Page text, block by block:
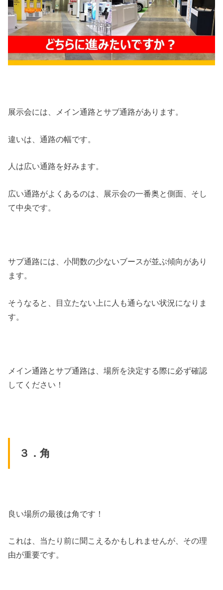
展示会には、メイン通路とサブ通路があります。
違いは、通路の幅です。
人は広い通路を好みます。
広い通路がよくあるのは、展示会の一番奥と側面、そし
て中央です。
サブ通路には、小間数の少ないブースが並ぶ傾向があり
ます。
そうなると、目立たない上に人も通らない状況になりま
す。
メイン通路とサブ通路は、場所を決定する際に必ず確認
してください！
３．角
良い場所の最後は角です！
これは、当たり前に聞こえるかもしれませんが、その理
由が重要です。